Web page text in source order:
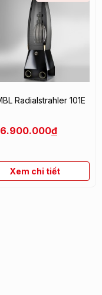
Radialstrahler 101E
đ
Xem chi tiết